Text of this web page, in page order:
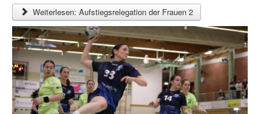
Weiterlesen: Aufstiegsrelegation der Frauen 2